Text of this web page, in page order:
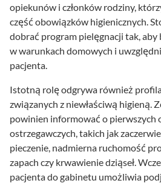
opiekunów i członków rodziny,
część obowiązków higienicznych.
dobrać program pielęgnacji tak, aby
w warunkach domowych i
pacjenta.
Istotną rolę odgrywa również
związanych z niewłaściwą higieną.
powinien informować o pierwszych
ostrzegawczych, takich jak
pieczenie, nadmierna ruchomość
zapach czy krwawienie dziąseł.
pacjenta do gabinetu umożliwia